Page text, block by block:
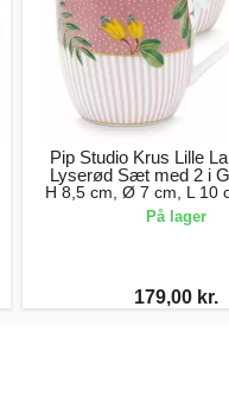
Pip Studio Krus Lille
Lyserød Sæt med 2 i
H 8,5 cm, Ø 7 cm, L 10
På lager
179,00 kr.